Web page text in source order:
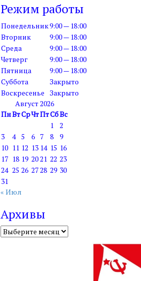
Режим работы
Понедельник9:00 — 18:00
Вторник
9:00 — 18:00
Среда
9:00 — 18:00
Четверг
9:00 — 18:00
Пятница
9:00 — 18:00
Суббота
Закрыто
Воскресенье
Закрыто
Август 2026
ПнВтСрЧтПтСбВс
1
2
3
4 5 6 7 8
9
10 11 12 13 14 15 16
17 18 19 2021 22 23
24 25 26 2728 29 30
31
« Июл
Архивы
Архивы